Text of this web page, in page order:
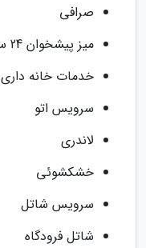
صرافی
میز پیشخوان 24 ساعته
خدمات خانه داری
سرویس اتو
لاندری
خشکشوئی
سرویس شاتل
شاتل فرودگاه